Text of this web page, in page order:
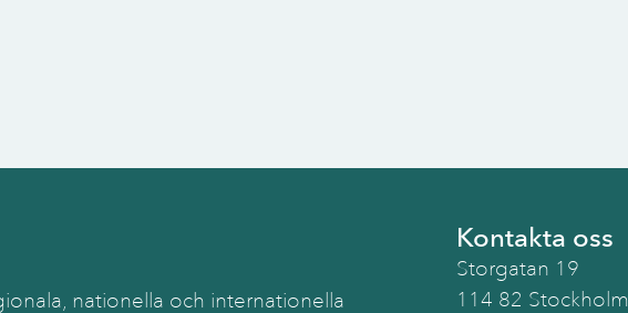
nationella och internationella
Kontakta oss
Storgatan 19
114 82 Stockholm